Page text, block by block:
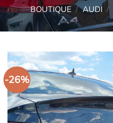
BOUTIQUE / AUDI /
-26%